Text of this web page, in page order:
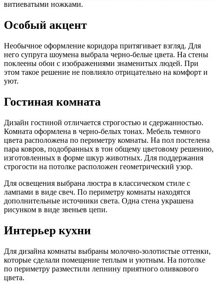
витиеватыми ножками.
Особый акцент
Необычное оформление коридора притягивает взгляд. Для
него супруга шоумена выбрала черно-белые цвета. На стены
поклеены обои с изображениями знаменитых людей. При
этом такое решение не повлияло отрицательно на комфорт и
уют.
Гостиная комната
Дизайн гостиной отличается строгостью и сдержанностью.
Комната оформлена в черно-белых тонах. Мебель темного
цвета расположена по периметру комнаты. На пол постелена
пара ковров, подобранных в тон общему цветовому решению,
изготовленных в форме шкур животных. Для поддержания
строгости на потолке расположен геометрический узор.
Для освещения выбрана люстра в классическом стиле с
лампами в виде свеч. По периметру комнаты находятся
дополнительные источники света. Одна стена украшена
рисунком в виде звеньев цепи.
Интерьер кухни
Для дизайна комнаты выбраны молочно-золотистые оттенки,
которые сделали помещение теплым и уютным. На потолке
по периметру разместили лепнину приятного оливкового
цвета.